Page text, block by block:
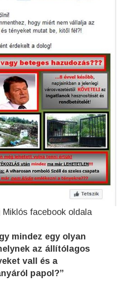
Miklós facebook oldala
mindez egy olyan
az állítólagos
vall és a
papol?”